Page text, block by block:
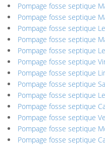
Pompage fosse septique
Pompage fosse septique
Pompage fosse septique
Pompage fosse septique
Pompage fosse septique
Pompage fosse septique
Pompage fosse septique
Pompage fosse septique
Pompage fosse septique
Pompage fosse septique
Pompage fosse septique
Pompage fosse septique
Pompage fosse septique